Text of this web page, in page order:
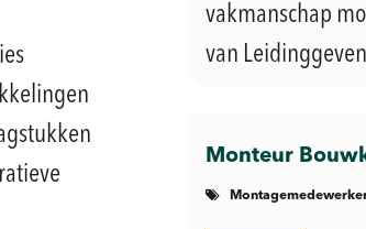
vakmanschap
van
Monteur